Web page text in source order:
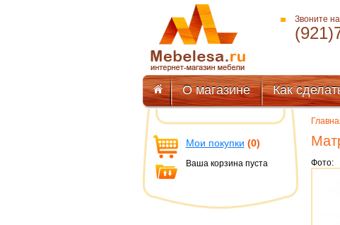
Звоните
О магазине Как
Мои покупки (0)
Ваша корзина пуста Фото: